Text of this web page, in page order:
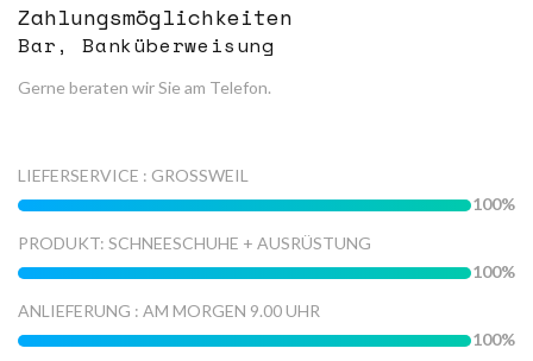
Zahlungsmöglichkeiten
Bar, Banküberweisung
Gerne beraten wir Sie am Telefon.
LIEFERSERVICE : GROSSWEIL
100
PRODUKT: SCHNEESCHUHE + AUSRÜSTUNG
100
ANLIEFERUNG : AM MORGEN 9.00 UHR
100